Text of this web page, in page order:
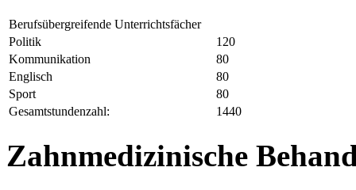
Berufsübergreifende Unterrichtsfächer
Politik
120
Kommunikation
80
Englisch
80
Sport
80
Gesamtstundenzahl:
1440
Zahnmedizinische